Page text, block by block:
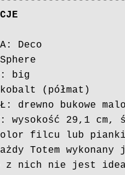
Deco
Sphere
big
kobalt (półmat)
drewno bukowe
wysokość 29,1
filcu lub pianki
Totem
z nich nie jest